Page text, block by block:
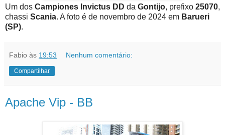
Um dos Campiones Invictus DD da Gontijo, prefixo 25070,
chassi Scania. A foto é de novembro de 2024 em Barueri
(SP).
Fabio às 19:53 Nenhum comentário:
Compartilhar
Apache Vip - BB